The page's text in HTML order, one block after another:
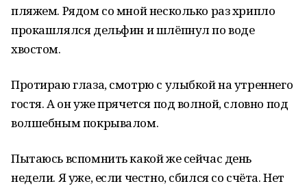
пляжем. Рядом со мной несколько раз хрипло
прокашлялся дельфин и шлёпнул по воде
хвостом.
Протираю глаза, смотрю с улыбкой на утреннего
гостя. А он уже прячется под волной, словно под
волшебным покрывалом.
Пытаюсь вспомнить какой же сейчас день
недели. Я уже, если честно, сбился со счёта. Нет